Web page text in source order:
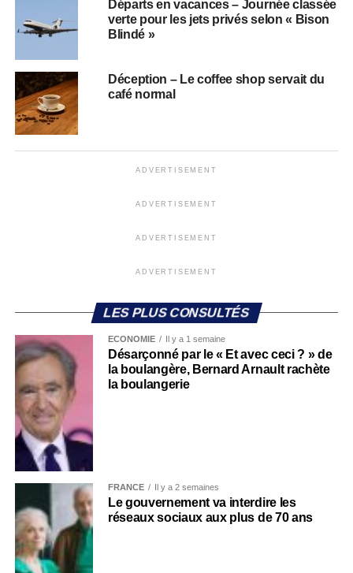
Départs en vacances – Journée classée
verte pour les jets privés selon « Bison
Blindé »
Déception – Le coffee shop servait du
café normal
ADVERTISEMENT
ADVERTISEMENT
ADVERTISEMENT
ADVERTISEMENT
LES PLUS CONSULTÉS
ECONOMIE Il y a 1 semaine
Désarçonné par le « Et avec ceci ? » de
la boulangère, Bernard Arnault rachète
la boulangerie
FRANCE Il y a 2 semaines
Le gouvernement va interdire les
réseaux sociaux aux plus de 70 ans